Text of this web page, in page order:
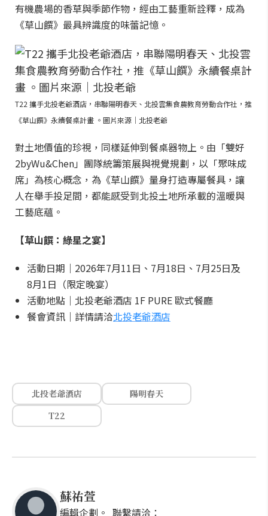
有機農場的香草與季節作物，經由工藝重新詮釋，成為
《草山饌》最具辨識度的味蕾記憶。
T22 攜手北投老爺酒店，串聯陽明春天、北投雲集食農教育勞動合作社，推
《草山饌》永續餐桌計畫 。圖片來源｜北投老爺
對土地價值的珍視，同樣延伸到餐桌器物上。由「雙好
2byWu&Chen」團隊統籌策展與視覺規劃，以「聚味成
席」為核心概念，為《草山饌》量身打造專屬餐具，讓
人在舉手投足間，都能感受到北投土地所承載的溫暖與
工藝底蘊。
【草山饌：綠星之宴】
活動日期｜2026年7月11日、7月18日、7月25日及
8月1日（限定晚宴）
活動地點｜北投老爺酒店 1F PURE 歐式餐廳
餐會資訊｜詳情請洽北投老爺酒店
北投老爺酒店
陽明春天
T22
蘇祐萱
編輯企劃。 聯繫請洽：